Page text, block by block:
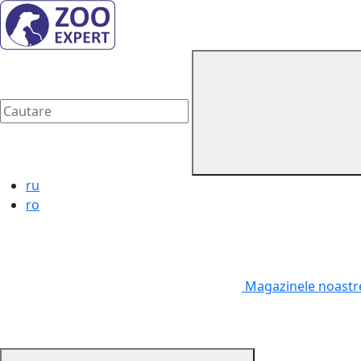
ru
ro
Magazinele